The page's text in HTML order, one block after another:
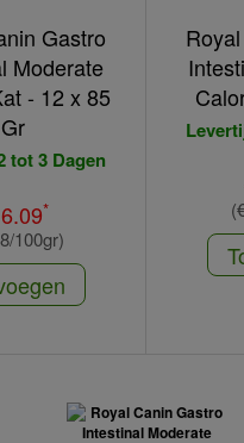
Gastro
Moderate
- 12 x 85
Gr
tot 3 Dagen
*
100gr)